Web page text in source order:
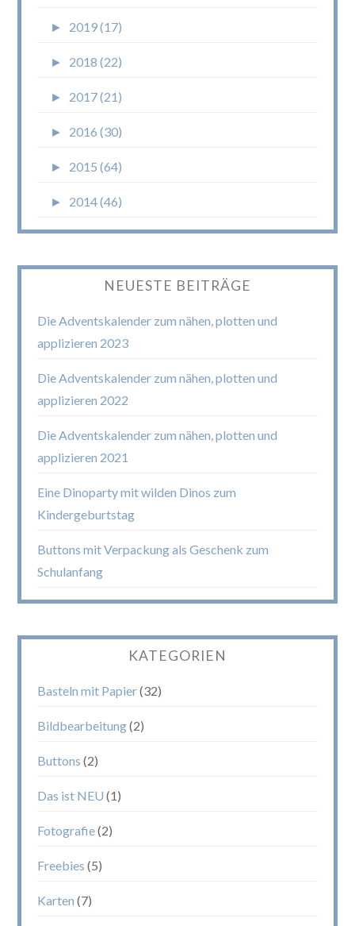
► 2019 (17)
► 2018 (22)
► 2017 (21)
► 2016 (30)
► 2015 (64)
► 2014 (46)
NEUESTE BEITRÄGE
Die Adventskalender zum nähen, plotten und
applizieren 2023
Die Adventskalender zum nähen, plotten und
applizieren 2022
Die Adventskalender zum nähen, plotten und
applizieren 2021
Eine Dinoparty mit wilden Dinos zum
Kindergeburtstag
Buttons mit Verpackung als Geschenk zum
Schulanfang
KATEGORIEN
Basteln mit Papier(32)
Bildbearbeitung(2)
Buttons (2)
Das ist NEU (1)
Fotografie(2)
Freebies (5)
Karten (7)